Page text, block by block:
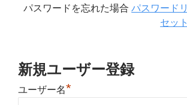
パスワードを忘れた場合パスワードリ
セット
新規ユーザー登録
ユーザー名*